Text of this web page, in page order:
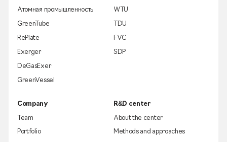
Атомная промышленность
GreenTube
RePlate
Exerger
DeGasExer
GreenVessel
WTU
TDU
FVC
SDP
Company
Team
Portfolio
R&D center
About the center
Methods and approaches